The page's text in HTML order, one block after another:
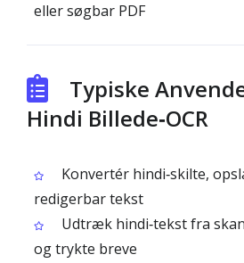
eller søgbar PDF
Typiske
Hindi Billede‑OCR
Konvertér hindi‑skilte,
redigerbar tekst
Udtræk hindi‑tekst fra
og trykte breve